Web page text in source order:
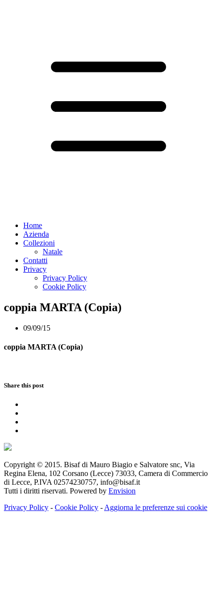
Home
Azienda
Collezioni
Natale
Contatti
Privacy
Privacy Policy
Cookie Policy
coppia MARTA (Copia)
09/09/15
coppia MARTA (Copia)
Share this post
Copyright © 2015. Bisaf di Mauro Biagio e Salvatore snc, Via
Regina Elena, 102 Corsano (Lecce) 73033, Camera di Commercio
di Lecce, P.IVA 02574230757, info@bisaf.it
Tutti i diritti riservati. Powered by Envision
Privacy Policy - Cookie Policy - Aggiorna le preferenze sui cookie